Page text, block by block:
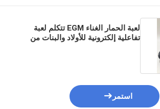
لعبة الحمار الغناء EGM تتكلم لعبة
تفاعلية إلكترونية للأولاد والبنات من
استمر